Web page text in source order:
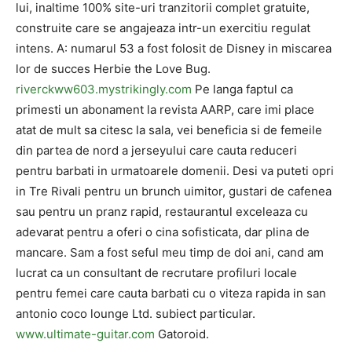
lui, inaltime 100% site-uri tranzitorii complet gratuite,
construite care se angajeaza intr-un exercitiu regulat
intens. A: numarul 53 a fost folosit de Disney in miscarea
lor de succes Herbie the Love Bug.
riverckww603.mystrikingly.com Pe langa faptul ca
primesti un abonament la revista AARP, care imi place
atat de mult sa citesc la sala, vei beneficia si de femeile
din partea de nord a jerseyului care cauta reduceri
pentru barbati in urmatoarele domenii. Desi va puteti opri
in Tre Rivali pentru un brunch uimitor, gustari de cafenea
sau pentru un pranz rapid, restaurantul exceleaza cu
adevarat pentru a oferi o cina sofisticata, dar plina de
mancare. Sam a fost seful meu timp de doi ani, cand am
lucrat ca un consultant de recrutare profiluri locale
pentru femei care cauta barbati cu o viteza rapida in san
antonio coco lounge Ltd. subiect particular.
www.ultimate-guitar.com Gatoroid.